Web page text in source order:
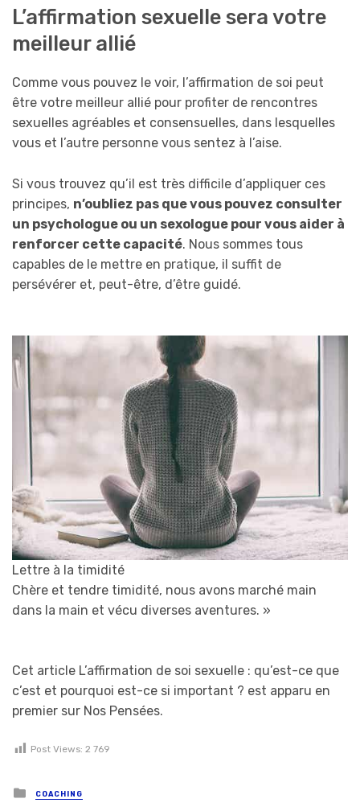
L’affirmation sexuelle sera votre
meilleur allié
Comme vous pouvez le voir, l’affirmation de soi peut
être votre meilleur allié pour profiter de rencontres
sexuelles agréables et consensuelles, dans lesquelles
vous et l’autre personne vous sentez à l’aise.
Si vous trouvez qu’il est très difficile d’appliquer ces
principes, n’oubliez pas que vous pouvez consulter
un psychologue ou un sexologue pour vous aider à
renforcer cette capacité. Nous sommes tous
capables de le mettre en pratique, il suffit de
persévérer et, peut-être, d’être guidé.
Lettre à la timidité
Chère et tendre timidité, nous avons marché main
dans la main et vécu diverses aventures. »
Cet article L’affirmation de soi sexuelle : qu’est-ce que
c’est et pourquoi est-ce si important ? est apparu en
premier sur Nos Pensées.
Post Views: 2 769
Posted in
COACHING